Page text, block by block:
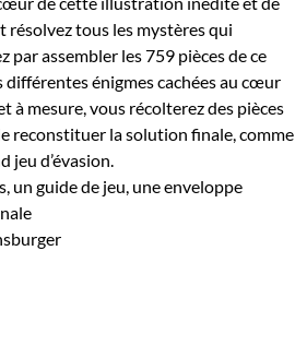
résolvez tous les mystères qui
par assembler les 759 pièces de ce
différentes énigmes cachées au cœur
à mesure, vous récolterez des pièces
reconstituer la solution finale, comme
jeu d’évasion.
un guide de jeu, une enveloppe